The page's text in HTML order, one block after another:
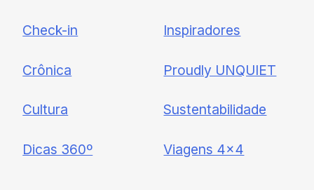
Check-in
Crônica
Cultura
Dicas 360º
Inspiradores
Proudly UNQUIET
Sustentabilidade
Viagens 4×4